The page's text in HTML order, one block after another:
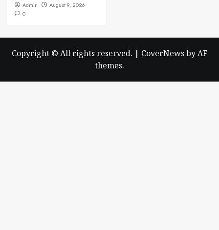
Admin
August 9, 2026
0
Copyright © All rights reserved. | CoverNews by AF
themes.